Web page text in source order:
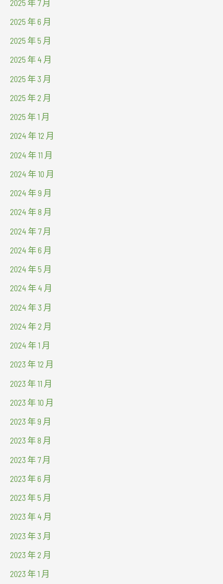
2025 年 7 月
2025 年 6 月
2025 年 5 月
2025 年 4 月
2025 年 3 月
2025 年 2 月
2025 年 1 月
2024 年 12 月
2024 年 11 月
2024 年 10 月
2024 年 9 月
2024 年 8 月
2024 年 7 月
2024 年 6 月
2024 年 5 月
2024 年 4 月
2024 年 3 月
2024 年 2 月
2024 年 1 月
2023 年 12 月
2023 年 11 月
2023 年 10 月
2023 年 9 月
2023 年 8 月
2023 年 7 月
2023 年 6 月
2023 年 5 月
2023 年 4 月
2023 年 3 月
2023 年 2 月
2023 年 1 月